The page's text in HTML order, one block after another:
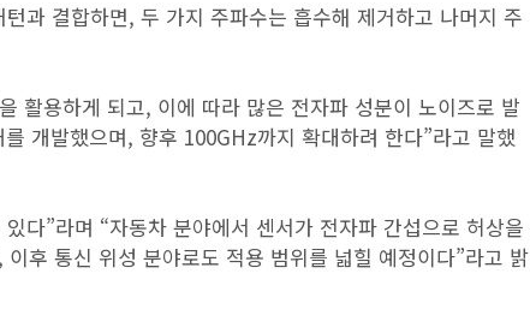
과 결합하면, 두 가지 주파수는 흡수해 제거하고 나머지 주
활용하게 되고, 이에 따라 많은 전자파 성분이 노이즈로 발
개발했으며, 향후 100GHz까지 확대하려 한다”라고 말했
다”라며 “자동차 분야에서 센서가 전자파 간섭으로 허상을
후 통신 위성 분야로도 적용 범위를 넓힐 예정이다”라고 밝